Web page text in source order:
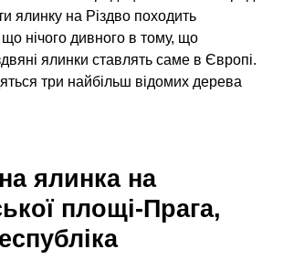
ялинку на Різдво походить
нічого дивного в тому, що
ялинки ставлять саме в Європі.
три найбільш відомих дерева
ялинка на
площі-Прага,